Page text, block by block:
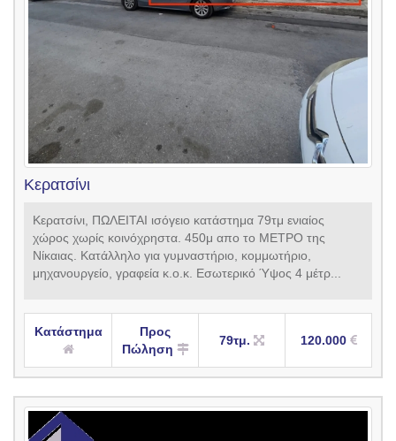
Κερατσίνι
Κερατσίνι, ΠΩΛΕΙΤΑΙ ισόγειο κατάστημα 79τμ ενιαίος
χώρος χωρίς κοινόχρηστα. 450μ απο το ΜΕΤΡΟ της
Νίκαιας. Κατάλληλο για γυμναστήριο, κομμωτήριο,
μηχανουργείο, γραφεία κ.ο.κ. Εσωτερικό Ύψος 4 μέτρ...
Κατάστημα
Προς
Πώληση
79τμ. 120.000